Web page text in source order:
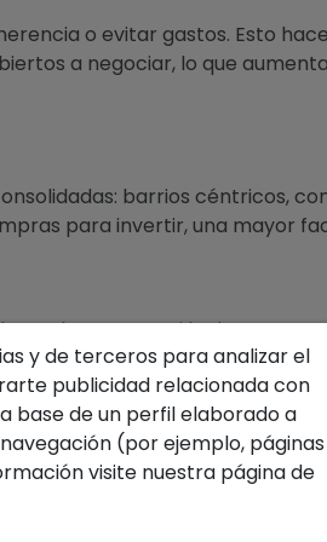
o evitar gastos. Esto
a negociar, lo que
barrios céntricos,
para invertir, una mayor
de entrega. Si la
parecer una desventaja. Sin
bien planificada.
y de terceros para analizar el
publicidad relacionada con
base de un perfil elaborado a
(por ejemplo, páginas
visite nuestra página de